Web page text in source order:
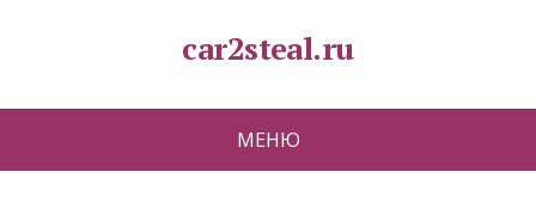
car2steal.ru
МЕНЮ